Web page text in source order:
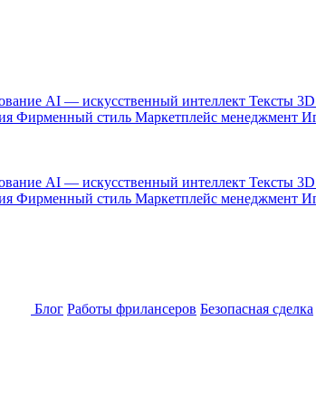
AI — искусственный интеллект Тексты
Фирменный стиль Маркетплейс менеджмент
AI — искусственный интеллект Тексты
Фирменный стиль Маркетплейс менеджмент
Блог Работы фрилансеров Безопасная сделка